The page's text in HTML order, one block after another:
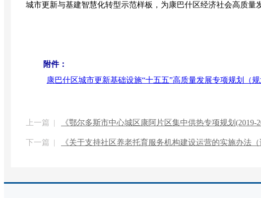
城市更新与基建智慧化转型示范样板，为康巴什区经济社会高质量
附件：
康巴什区城市更新基础设施“十五五”高质量发展专项规划（
上一篇 | 《鄂尔多斯市中心城区康阿片区集中供热专项规划(2019-
下一篇 | 《关于支持社区养老托育服务机构建设运营的实施办法